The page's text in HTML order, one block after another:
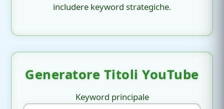
includere keyword strategiche.
Generatore Titoli YouTube
Keyword principale